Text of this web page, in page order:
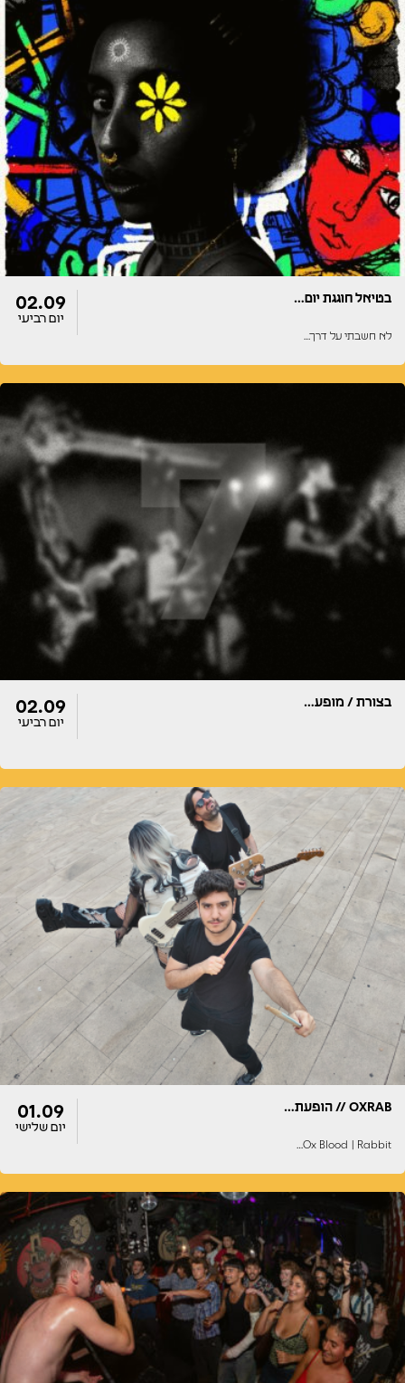
דלתות
בטיאל חוגגת יום…
לא חשבתי על דרך…
02.09
יום רביעי
20:00
בצורת / מופע… 02.09
יום רביעי
דלתות
20:00
הופעה
20:00
OXRAB // הופעת…
Ox Blood | Rabbit…
01.09
יום שלישי
דלתות
22:00
הופעה
22:00